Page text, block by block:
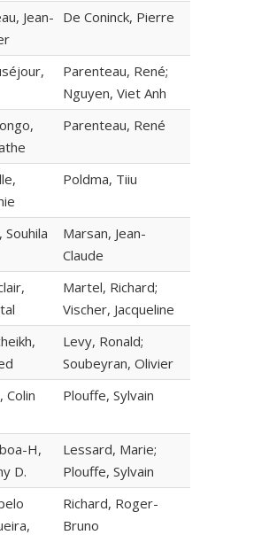
Jean- De Coninck, Pierre
Parenteau, René;
Nguyen, Viet Anh
Parenteau, René
Poldma, Tiiu
Souhila
Marsan, Jean-
Claude
Martel, Richard;
Vischer, Jacqueline
Levy, Ronald;
Soubeyran, Olivier
Colin Plouffe, Sylvain
H,
D.
Lessard, Marie;
Plouffe, Sylvain
Richard, Roger-
Bruno